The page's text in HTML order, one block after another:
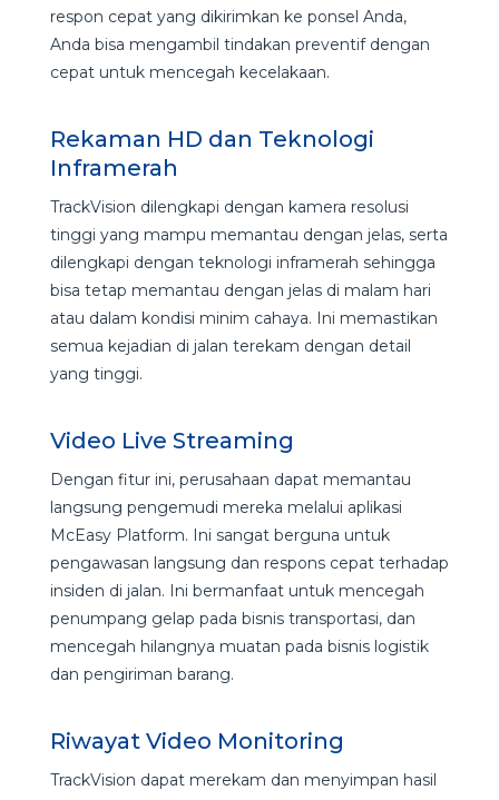
respon cepat yang dikirimkan ke ponsel Anda,
Anda bisa mengambil tindakan preventif dengan
cepat untuk mencegah kecelakaan.
Rekaman HD dan Teknologi
Inframerah
TrackVision dilengkapi dengan kamera resolusi
tinggi yang mampu memantau dengan jelas, serta
dilengkapi dengan teknologi inframerah sehingga
bisa tetap memantau dengan jelas di malam hari
atau dalam kondisi minim cahaya. Ini memastikan
semua kejadian di jalan terekam dengan detail
yang tinggi.
Video Live Streaming
Dengan fitur ini, perusahaan dapat memantau
langsung pengemudi mereka melalui aplikasi
McEasy Platform. Ini sangat berguna untuk
pengawasan langsung dan respons cepat terhadap
insiden di jalan. Ini bermanfaat untuk mencegah
penumpang gelap pada bisnis transportasi, dan
mencegah hilangnya muatan pada bisnis logistik
dan pengiriman barang.
Riwayat Video Monitoring
TrackVision dapat merekam dan menyimpan hasil